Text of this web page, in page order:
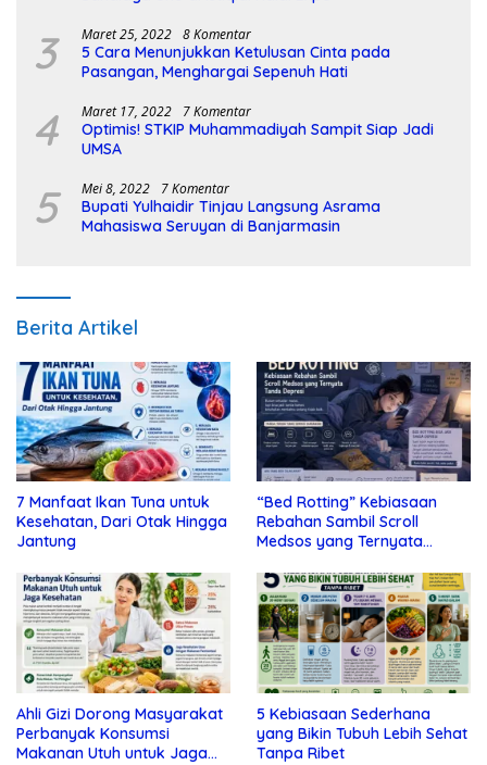
3 Maret 25, 2022 8 Komentar
5 Cara Menunjukkan Ketulusan Cinta pada
Pasangan, Menghargai Sepenuh Hati
4 Maret 17, 2022 7 Komentar
Optimis! STKIP Muhammadiyah Sampit Siap Jadi
UMSA
5 Mei 8, 2022 7 Komentar
Bupati Yulhaidir Tinjau Langsung Asrama
Mahasiswa Seruyan di Banjarmasin
Berita Artikel
7 Manfaat Ikan Tuna untuk
Kesehatan, Dari Otak Hingga
Jantung
“Bed Rotting” Kebiasaan
Rebahan Sambil Scroll
Medsos yang Ternyata
Ahli Gizi Dorong Masyarakat
Perbanyak Konsumsi
Makanan Utuh untuk Jaga
5 Kebiasaan Sederhana
yang Bikin Tubuh Lebih Sehat
Tanpa Ribet